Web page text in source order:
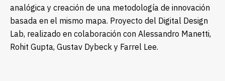
analógica y creación de una metodología de innovación
basada en el mismo mapa. Proyecto del Digital Design
Lab, realizado en colaboración con Alessandro Manetti,
Rohit Gupta, Gustav Dybeck y Farrel Lee.